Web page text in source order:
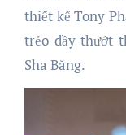
thiết kế Tony
trẻo đầy thướt
Sha Băng.